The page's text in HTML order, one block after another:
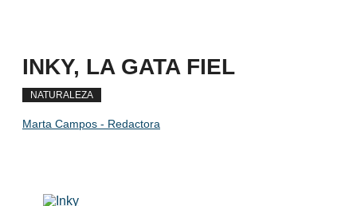
INKY, LA GATA FIEL
NATURALEZA
Marta Campos - Redactora